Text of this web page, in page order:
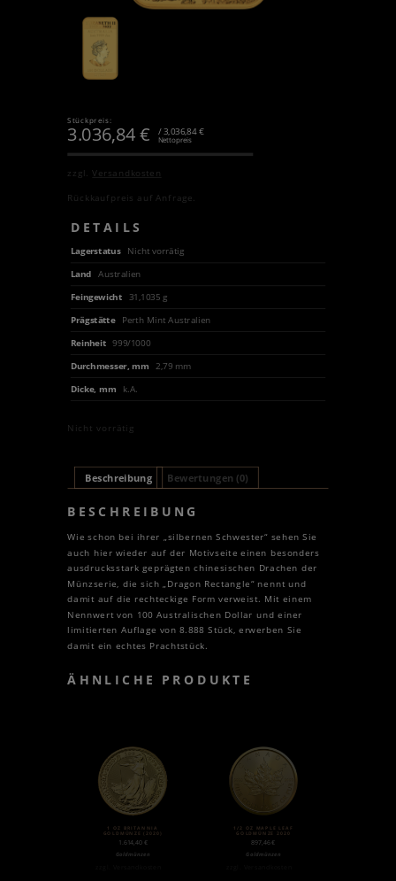
Stückpreis:
3.036,84€ / 3,036,84 €
Nettopreis
zzgl.Versandkosten
Rückkaufpreis auf Anfrage.
DETAILS
Lagerstatus
Nicht vorrätig
Land
Australien
Feingewicht
31,1035 g
Prägstätte
Perth Mint Australien
Reinheit 999/1000
Durchmesser, mm
2,79 mm
Dicke, mm
k.A.
Nicht vorrätig
Beschreibung Bewertungen (0)
BESCHREIBUNG
Wie schon bei ihrer „silbernen Schwester“ sehen Sie
auch hier wieder auf der Motivseite einen besonders
ausdrucksstark geprägten chinesischen Drachen der
Münzserie, die sich „Dragon Rectangle“ nennt und
damit auf die rechteckige Form verweist. Mit einem
Nennwert von 100 Australischen Dollar und einer
limitierten Auflage von 8.888 Stück, erwerben Sie
damit ein echtes Prachtstück.
ÄHNLICHE PRODUKTE
1 OZ BRITANNIA
GOLDMÜNZE (2020)
1.614,40 €
Goldmünzen
1/2 OZ MAPLE LEAF
GOLDMÜNZE 2020
897,46€
Goldmünzen